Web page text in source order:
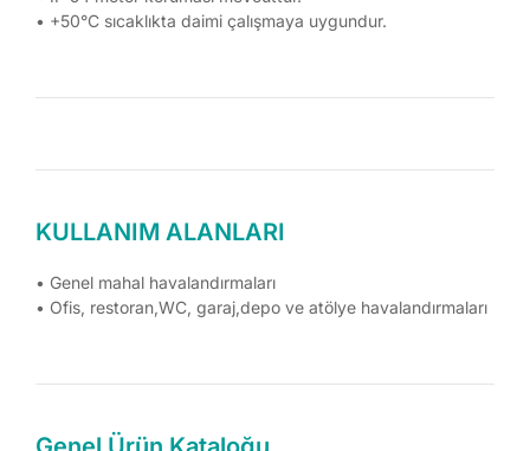
• +50°C sıcaklıkta daimi çalışmaya uygundur.
KULLANIM ALANLARI
• Genel mahal havalandırmaları
• Ofis, restoran,WC, garaj,depo ve atölye havalandırmaları